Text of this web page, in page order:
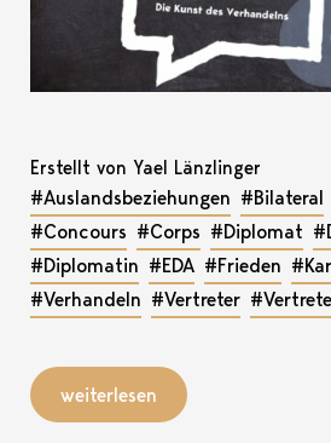
Erstellt von Yael Länzlinger
#Auslandsbeziehungen #Bilateral
#Concours #Corps #Diplomat
#Diplomatin #EDA #Frieden
#Verhandeln #Vertreter
weiterlesen